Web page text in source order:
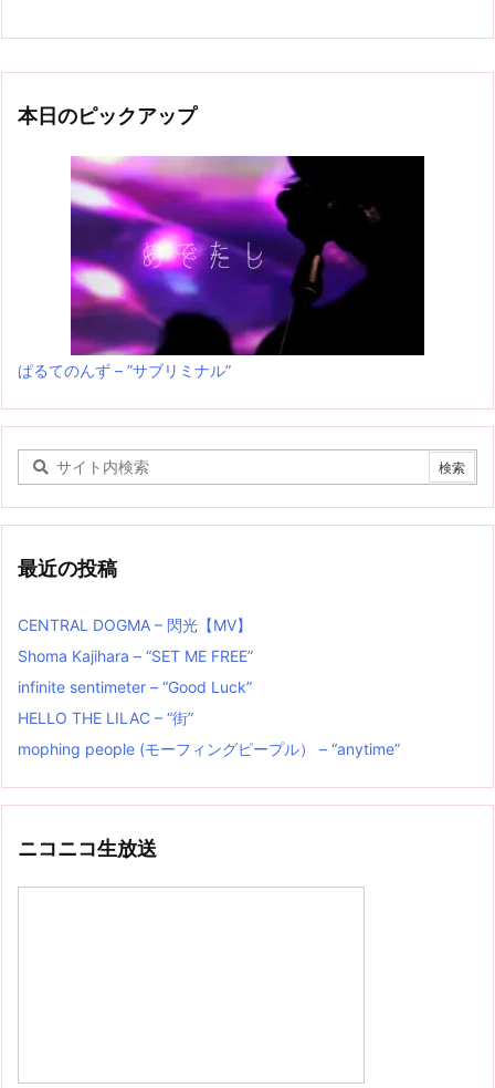
本日のピックアップ
ぱるてのんず – ”サブリミナル”
最近の投稿
CENTRAL DOGMA – 閃光【MV】
Shoma Kajihara – “SET ME FREE”
infinite sentimeter – “Good Luck”
HELLO THE LILAC – “街”
mophing people (モーフィングピープル） – “anytime”
ニコニコ生放送